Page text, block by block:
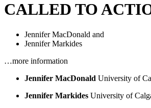
CALLED TO
Jennifer MacDonald and
Jennifer Markides
…more information
Jennifer MacDonald University of
Jennifer Markides University of